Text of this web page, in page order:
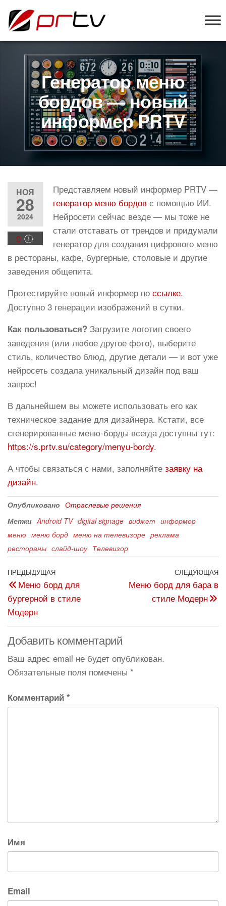
конструктор
для
телевизоров
Генератор меню
бордов — новый
информер PRTV
НОЯ
28
2024
0
Представляем новый информер PRTV —
генератор меню бордов с помощью ИИ.
Нейросети сейчас везде — мы тоже не
стали отставать от трендов и придумали
генератор для создания цифрового меню
в рестораны, кафе, бургерные, столовые и другие
заведения общепита.
Протестируйте новый информер по ссылке.
Доступно 3 генерации изображений в сутки.
Как пользоваться? Загрузите логотип своего
заведения (или любое другое фото), выберите
стиль, количество блюд, другие детали — и вот уже
нейросеть создала уникальный дизайн под ваш
запрос!
В дальнейшем вы можете использовать его как
техническое задание для дизайнера. Кстати, все
сгенерированные меню-борды всегда доступны тут:
https://s.prtv.su/category/menyu-bordy.
А чтобы связаться с нами, заполняйте заявку на
дизайн.
Опубликовано Отраслевые решения
Метки Android TV digital signage виджет информер
меню меню борд меню на телевизоре реклама
рестораны слайд-шоу Телевизор
ПРЕДЫДУЩАЯ
Меню борд для
бургерной в стиле
Модерн
СЛЕДУЮЩАЯ
Меню борд для бара в
стиле Модерн
Добавить комментарий
Ваш адрес email не будет опубликован.
Обязательные поля помечены *
Комментарий *
Имя
Email